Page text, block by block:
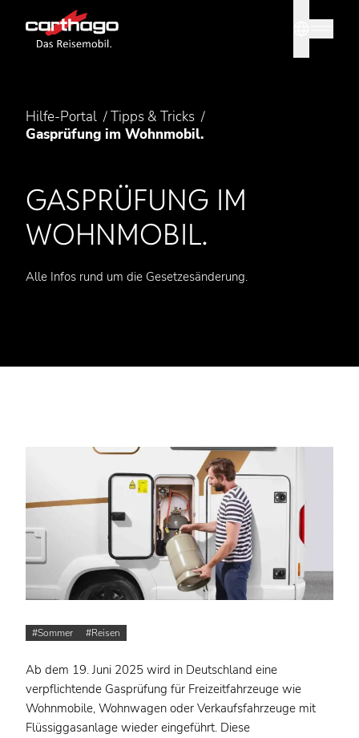
Tipp: Mit
Sprache
Hilfe-Portal
Tipps & Tricks
Gasprüfung im Wohnmobil.
GASPRÜFUNG IM
WOHNMOBIL.
Alle Infos rund um die Gesetzesänderung.
Sommer Reisen
Ab dem 19. Juni 2025 wird in Deutschland eine
verpflichtende Gasprüfung für Freizeitfahrzeuge wie
Wohnmobile, Wohnwagen oder Verkaufsfahrzeuge mit
Flüssiggasanlage wieder eingeführt. Diese